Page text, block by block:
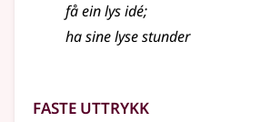
få einlysidé;
ha sinelysestunder
Faste uttrykk